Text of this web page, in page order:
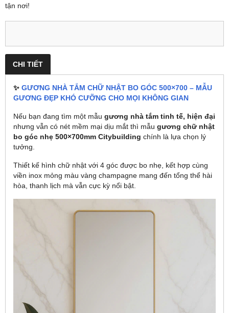
tận nơi!
CHI TIẾT
✨ GƯƠNG NHÀ TẮM CHỮ NHẬT BO GÓC 500×700 – MẪU
GƯƠNG ĐẸP KHÓ CƯỠNG CHO MỌI KHÔNG GIAN
Nếu bạn đang tìm một mẫu gương nhà tắm tinh tế, hiện đại
nhưng vẫn có nét mềm mại dịu mắt thì mẫu gương chữ nhật
bo góc nhẹ 500×700mm Citybuilding chính là lựa chọn lý
tưởng.
Thiết kế hình chữ nhật với 4 góc được bo nhẹ, kết hợp cùng
viền inox mỏng màu vàng champagne mang đến tổng thể hài
hòa, thanh lịch mà vẫn cực kỳ nổi bật.